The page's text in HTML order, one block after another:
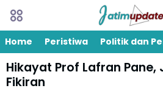
Home Peristiwa Politik dan
Hikayat Prof Lafran Pane,
Fikiran